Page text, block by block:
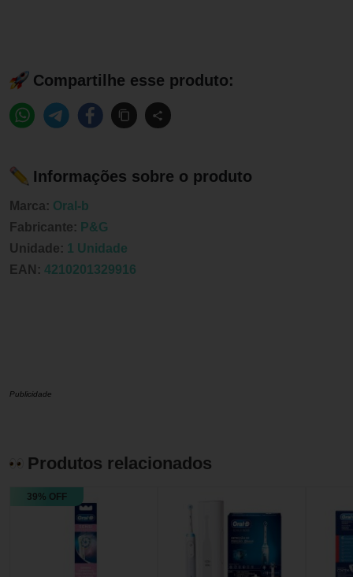
Compartilhe esse produto:
Informações sobre o produto
Marca: Oral-b
Fabricante: P&G
Unidade: 1 Unidade
EAN: 4210201329916
Publicidade
Produtos relacionados
39% OFF